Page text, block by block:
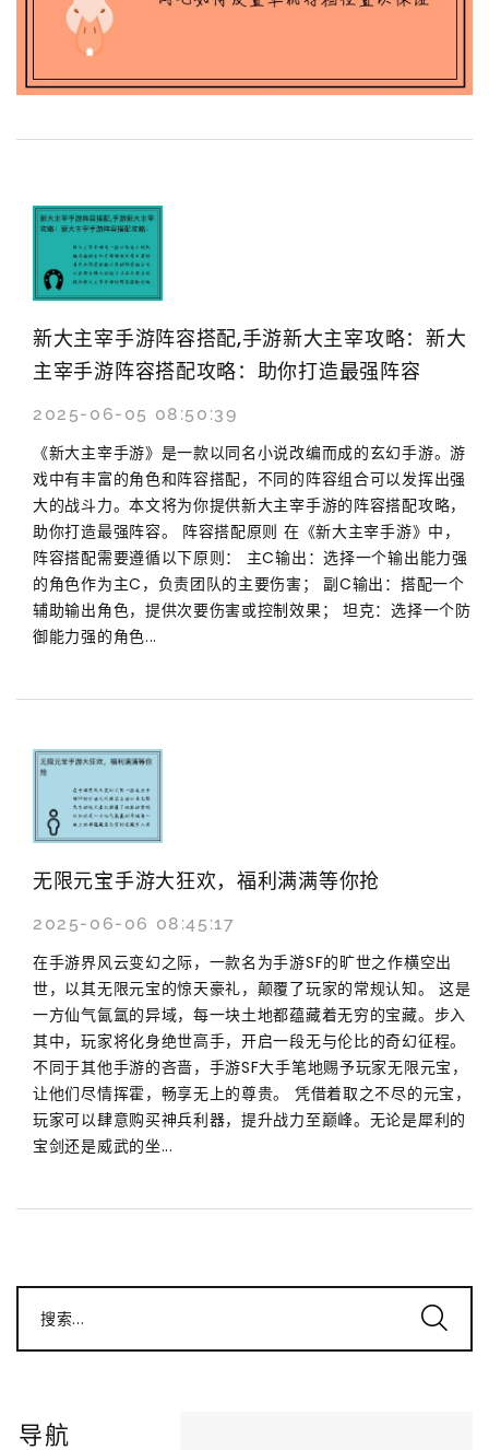
新大主宰手游阵容搭配,手游新大主宰攻略：新大
主宰手游阵容搭配攻略：助你打造最强阵容
2025-06-05 08:50:39
《新大主宰手游》是一款以同名小说改编而成的玄幻手游。游
戏中有丰富的角色和阵容搭配，不同的阵容组合可以发挥出强
大的战斗力。本文将为你提供新大主宰手游的阵容搭配攻略，
助你打造最强阵容。 阵容搭配原则 在《新大主宰手游》中，
阵容搭配需要遵循以下原则： 主C输出：选择一个输出能力强
的角色作为主C，负责团队的主要伤害； 副C输出：搭配一个
辅助输出角色，提供次要伤害或控制效果； 坦克：选择一个防
御能力强的角色...
无限元宝手游大狂欢，福利满满等你抢
2025-06-06 08:45:17
在手游界风云变幻之际，一款名为手游SF的旷世之作横空出
世，以其无限元宝的惊天豪礼，颠覆了玩家的常规认知。 这是
一方仙气氤氲的异域，每一块土地都蕴藏着无穷的宝藏。步入
其中，玩家将化身绝世高手，开启一段无与伦比的奇幻征程。
不同于其他手游的吝啬，手游SF大手笔地赐予玩家无限元宝，
让他们尽情挥霍，畅享无上的尊贵。 凭借着取之不尽的元宝，
玩家可以肆意购买神兵利器，提升战力至巅峰。无论是犀利的
宝剑还是威武的坐...
搜索...
导航